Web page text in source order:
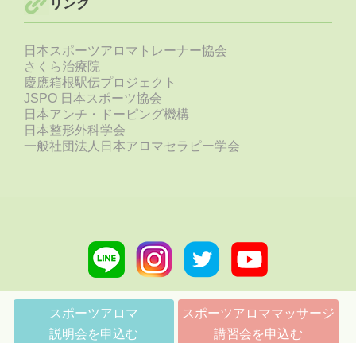
リンク
日本スポーツアロマトレーナー協会
さくら治療院
慶應箱根駅伝プロジェクト
JSPO 日本スポーツ協会
日本アンチ・ドーピング機構
日本整形外科学会
一般社団法人日本アロマセラピー学会
Line
link
Instagram
link
Twitter
link
Youtube
link
スポーツアロマ
説明会を申込む
スポーツアロママッサージ
講習会を申込む